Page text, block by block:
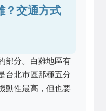
？交通方式
部分。白雞地區有
台北市區那種五分
動性最高，但也要